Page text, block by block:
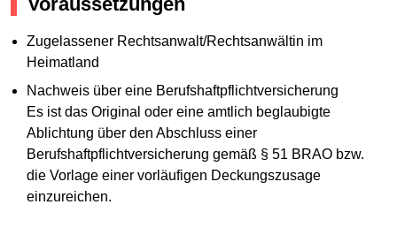
Zugelassener Rechtsanwalt/Rechtsanwältin im
Heimatland
Nachweis über eine Berufshaftpflichtversicherung
Es ist das Original oder eine amtlich beglaubigte
Ablichtung über den Abschluss einer
Berufshaftpflichtversicherung gemäß § 51 BRAO bzw.
die Vorlage einer vorläufigen Deckungszusage
einzureichen.